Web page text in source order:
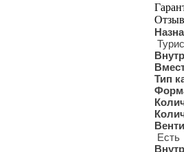
Тип
Есть